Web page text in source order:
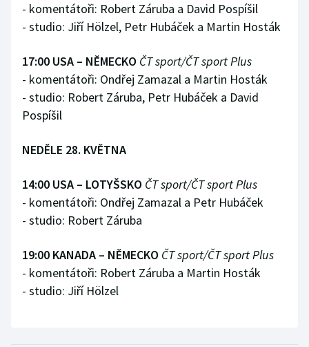
- komentátoři: Robert Záruba a David Pospíšil
- studio: Jiří Hölzel, Petr Hubáček a Martin Hosták
17:00 USA – NĚMECKO ČT sport/ČT sport Plus
- komentátoři: Ondřej Zamazal a Martin Hosták
- studio: Robert Záruba, Petr Hubáček a David
Pospíšil
NEDĚLE 28. KVĚTNA
14:00 USA – LOTYŠSKO ČT sport/ČT sport Plus
- komentátoři: Ondřej Zamazal a Petr Hubáček
- studio: Robert Záruba
19:00 KANADA – NĚMECKO ČT sport/ČT sport Plus
- komentátoři: Robert Záruba a Martin Hosták
- studio: Jiří Hölzel